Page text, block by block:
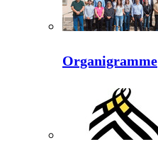
Organigramme